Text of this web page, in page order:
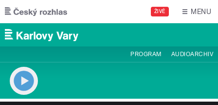
Přejít k hlavnímu obsahu
ŽIVĚ MENU
PROGRAM AUDIOARCHIV